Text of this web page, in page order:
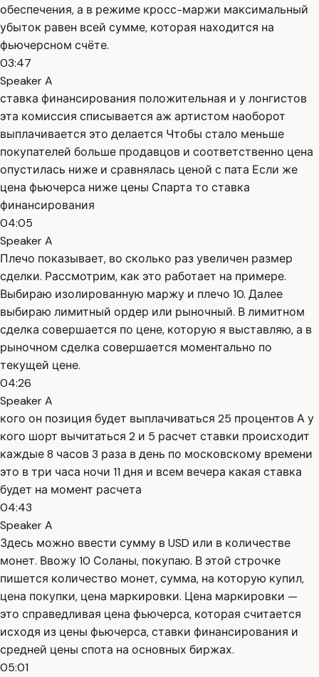
обеспечения, а в режиме кросс-маржи максимальный
убыток равен всей сумме, которая находится на
фьючерсном счёте.
03:47
Speaker A
ставка финансирования положительная и у лонгистов
эта комиссия списывается аж артистом наоборот
выплачивается это делается Чтобы стало меньше
покупателей больше продавцов и соответственно цена
опустилась ниже и сравнялась ценой с пата Если же
цена фьючерса ниже цены Спарта то ставка
финансирования
04:05
Speaker A
Плечо показывает, во сколько раз увеличен размер
сделки. Рассмотрим, как это работает на примере.
Выбираю изолированную маржу и плечо 10. Далее
выбираю лимитный ордер или рыночный. В лимитном
сделка совершается по цене, которую я выставляю, а в
рыночном сделка совершается моментально по
текущей цене.
04:26
Speaker A
кого он позиция будет выплачиваться 25 процентов А у
кого шорт вычитаться 2 и 5 расчет ставки происходит
каждые 8 часов 3 раза в день по московскому времени
это в три часа ночи 11 дня и всем вечера какая ставка
будет на момент расчета
04:43
Speaker A
Здесь можно ввести сумму в USD или в количестве
монет. Ввожу 10 Соланы, покупаю. В этой строчке
пишется количество монет, сумма, на которую купил,
цена покупки, цена маркировки. Цена маркировки —
это справедливая цена фьючерса, которая считается
исходя из цены фьючерса, ставки финансирования и
средней цены спота на основных биржах.
05:01